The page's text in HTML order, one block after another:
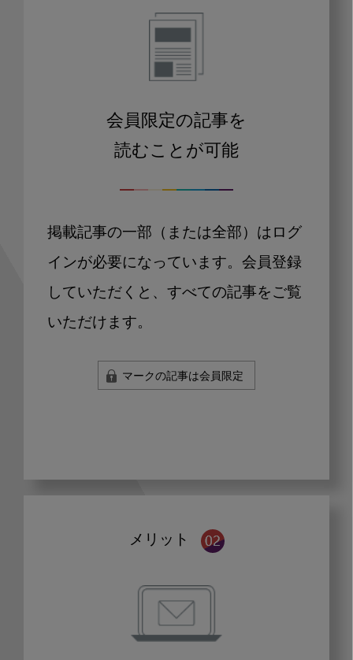
会員限定の記事を
読むことが可能
掲載記事の一部（または全部）はログ
インが必要になっています。会員登録
していただくと、すべての記事をご覧
いただけます。
マークの記事は会員限定
メリット